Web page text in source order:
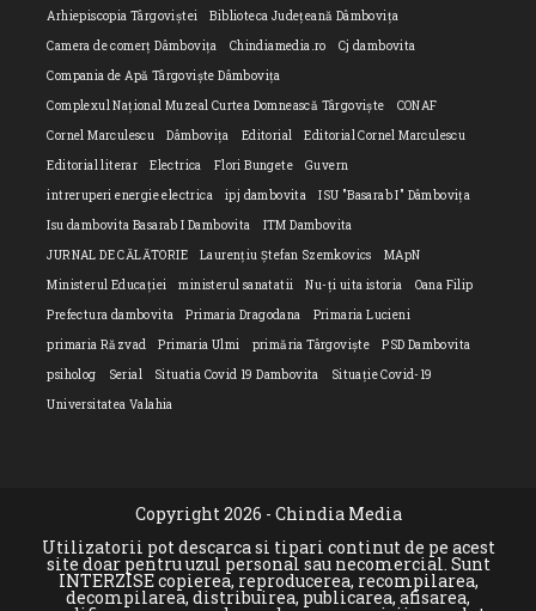
Arhiepiscopia Târgoviștei
Biblioteca Județeană Dâmbovița
Camera de comerț Dâmbovița
Chindiamedia.ro
Cj dambovita
Compania de Apă Târgoviște Dâmbovița
Complexul Național Muzeal Curtea Domnească Târgoviște
CONAF
Cornel Marculescu
Dâmbovița Editorial
Editorial Cornel Marculescu
Editorial literar
Electrica Flori Bungete
Guvern
intreruperi energie electrica
ipj dambovita
ISU "Basarab I" Dâmbovița
Isu dambovita Basarab I Dambovita
ITM Dambovita
JURNAL DE CĂLĂTORIE
Laurențiu Ștefan Szemkovics
MApN
Ministerul Educației
ministerul sanatatii Nu-ți uita istoria
Oana Filip
Prefectura dambovita
Primaria Dragodana
Primaria Lucieni
primaria Răzvad
Primaria Ulmi primăria Târgoviște
PSD Dambovita
psiholog
Serial Situatia Covid 19 Dambovita
Situație Covid-19
Universitatea Valahia
Copyright 2026 - Chindia Media
Utilizatorii pot descarca si tipari continut de pe acest
site doar pentru uzul personal sau necomercial. Sunt
INTERZISE copierea, reproducerea, recompilarea,
decompilarea, distribuirea, publicarea, afisarea,